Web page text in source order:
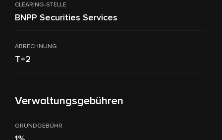
CLEARING-STELLE
BNPP Securities Services
ABRECHNUNG
T+2
Verwaltungsgebühren
GRUNDGEBÜHR